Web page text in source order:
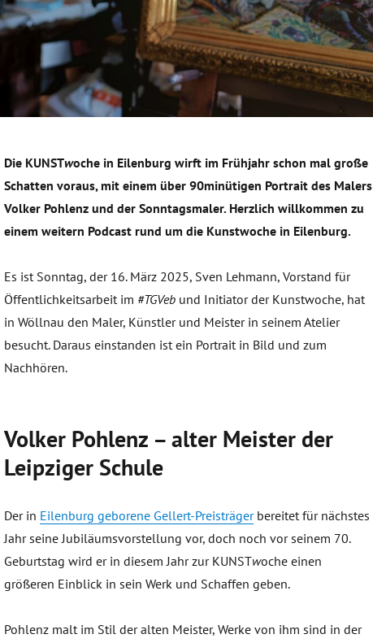
Die KUNSTwoche in Eilenburg wirft im Frühjahr schon mal große
Schatten voraus, mit einem über 90minütigen Portrait des Malers
Volker Pohlenz und der Sonntagsmaler. Herzlich willkommen zu
einem weitern Podcast rund um die Kunstwoche in Eilenburg.
Es ist Sonntag, der 16. März 2025, Sven Lehmann, Vorstand für
Öffentlichkeitsarbeit im #TGVeb und Initiator der Kunstwoche, hat
in Wöllnau den Maler, Künstler und Meister in seinem Atelier
besucht. Daraus einstanden ist ein Portrait in Bild und zum
Nachhören.
Volker Pohlenz – alter Meister der
Leipziger Schule
Der in Eilenburg geborene Gellert-Preisträgerbereitet für nächstes
Jahr seine Jubiläumsvorstellung vor, doch noch vor seinem 70.
Geburtstag wird er in diesem Jahr zur KUNSTwoche einen
größeren Einblick in sein Werk und Schaffen geben.
Pohlenz malt im Stil der alten Meister, Werke von ihm sind in der